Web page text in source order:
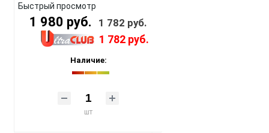
Быстрый просмотр
1 980 руб. 1 782 руб.
1 782 руб.
Наличие:
шт